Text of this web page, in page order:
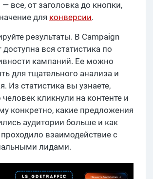
— все, от заголовка до кнопки,
для конверсии.
результаты. В Campaign
доступна вся статистика по
кампаний. Ее можно
для тщательного анализа и
Из статистика вы узнаете,
человек кликнули на контенте и
конкретно, какие предложения
аудитории больше и как
взаимодействие с
лидами.